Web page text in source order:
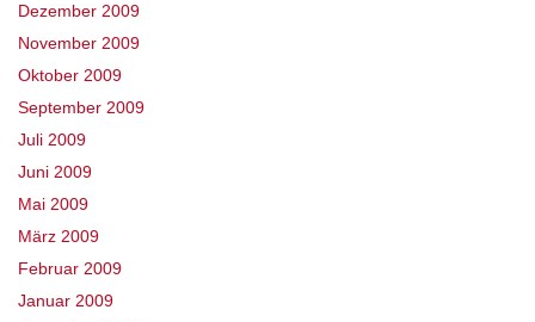
Dezember 2009
November 2009
Oktober 2009
September 2009
Juli 2009
Juni 2009
Mai 2009
März 2009
Februar 2009
Januar 2009